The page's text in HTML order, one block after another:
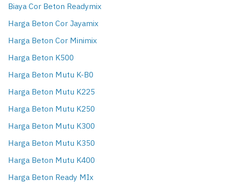
Biaya Cor Beton Readymix
Harga Beton Cor Jayamix
Harga Beton Cor Minimix
Harga Beton K500
Harga Beton Mutu K-B0
Harga Beton Mutu K225
Harga Beton Mutu K250
Harga Beton Mutu K300
Harga Beton Mutu K350
Harga Beton Mutu K400
Harga Beton Ready MIx